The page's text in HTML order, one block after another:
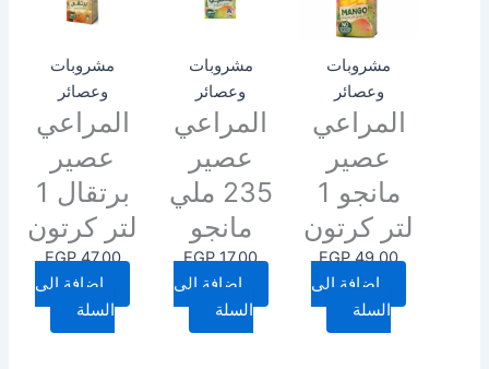
مشروبات
وعصائر
المراعي
عصير
مانجو 1
لتر كرتون
EGP49.00
إضافة إلى
السلة
مشروبات
وعصائر
المراعي
عصير
235 ملي
مانجو
EGP17.00
إضافة إلى
السلة
مشروبات
وعصائر
المراعي
عصير
برتقال 1
لتر كرتون
EGP47.00
إضافة إلى
السلة